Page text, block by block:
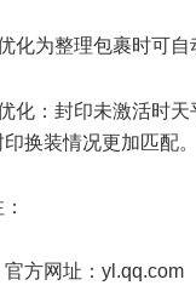
化为整理包裹时可自
化：封印未激活时
换装情况更加匹配。
官方网址：yl.qq.com